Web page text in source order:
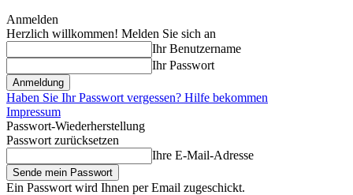
Anmelden
Herzlich willkommen! Melden Sie sich an
Ihr Benutzername
Ihr Passwort
Haben Sie Ihr Passwort vergessen? Hilfe bekommen
Impressum
Passwort-Wiederherstellung
Passwort zurücksetzen
Ihre E-Mail-Adresse
Ein Passwort wird Ihnen per Email zugeschickt.